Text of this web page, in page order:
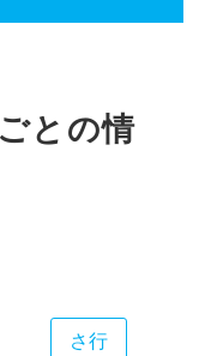
との情
さ行